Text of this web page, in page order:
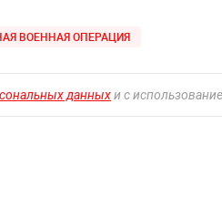
ВОЕННАЯ ОПЕРАЦИЯ
данныхи с